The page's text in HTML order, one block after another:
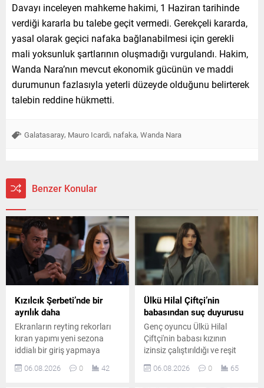
Davayı inceleyen mahkeme hakimi, 1 Haziran tarihinde
verdiği kararla bu talebe geçit vermedi. Gerekçeli kararda,
yasal olarak geçici nafaka bağlanabilmesi için gerekli
mali yoksunluk şartlarının oluşmadığı vurgulandı. Hakim,
Wanda Nara’nın mevcut ekonomik gücünün ve maddi
durumunun fazlasıyla yeterli düzeyde olduğunu belirterek
talebin reddine hükmetti.
Galatasaray, Mauro Icardi, nafaka, Wanda Nara
Benzer Konular
Kızılcık Şerbeti’nde bir
ayrılık daha
Ekranların reyting rekorları
kıran yapımı yeni sezona
iddialı bir giriş yapmaya
hazırlanıyor. Kadroda önemli
ayrılıklar yaşanırken diziye
06.08.2026 0 42
Ülkü Hilal Çiftçi’nin
babasından suç duyurusu
Genç oyuncu Ülkü Hilal
Çiftçi'nin babası kızının
izinsiz çalıştırıldığı ve reşit
olmadığı halde bir ilişki
yaşadığı iddiasıyla savcılığa
06.08.2026 0 65